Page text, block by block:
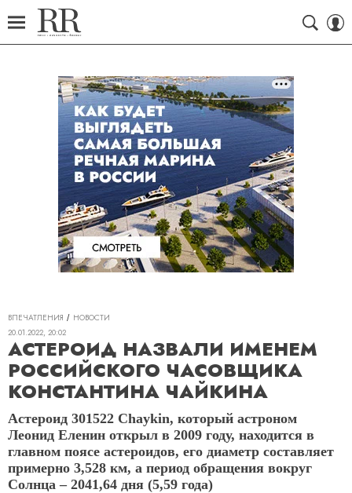
ВПЕЧАТЛЕНИЯ
НОВОСТИ
20.01.2022, 20:02
АСТЕРОИД НАЗВАЛИ ИМЕНЕМ
РОССИЙСКОГО ЧАСОВЩИКА
КОНСТАНТИНА ЧАЙКИНА
Астероид 301522 Chaykin, который астроном
Леонид Еленин открыл в 2009 году, находится в
главном поясе астероидов, его диаметр составляет
примерно 3,528 км, а период обращения вокруг
Солнца – 2041,64 дня (5,59 года)